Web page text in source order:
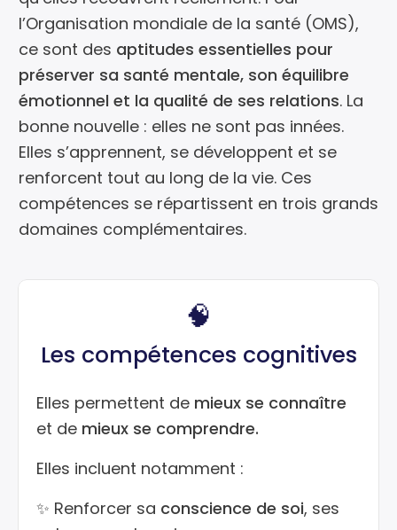
l’Organisation mondiale de la santé (OMS),
ce sont des aptitudes essentielles pour
préserver sa santé mentale, son équilibre
émotionnel et la qualité de ses relations. La
bonne nouvelle : elles ne sont pas innées.
Elles s’apprennent, se développent et se
renforcent tout au long de la vie. Ces
compétences se répartissent en trois grands
domaines complémentaires.
🧠
Les compétences cognitives
Elles permettent de mieux se connaître
et de mieux se comprendre.
Elles incluent notamment :
✨ Renforcer sa conscience de soi, ses